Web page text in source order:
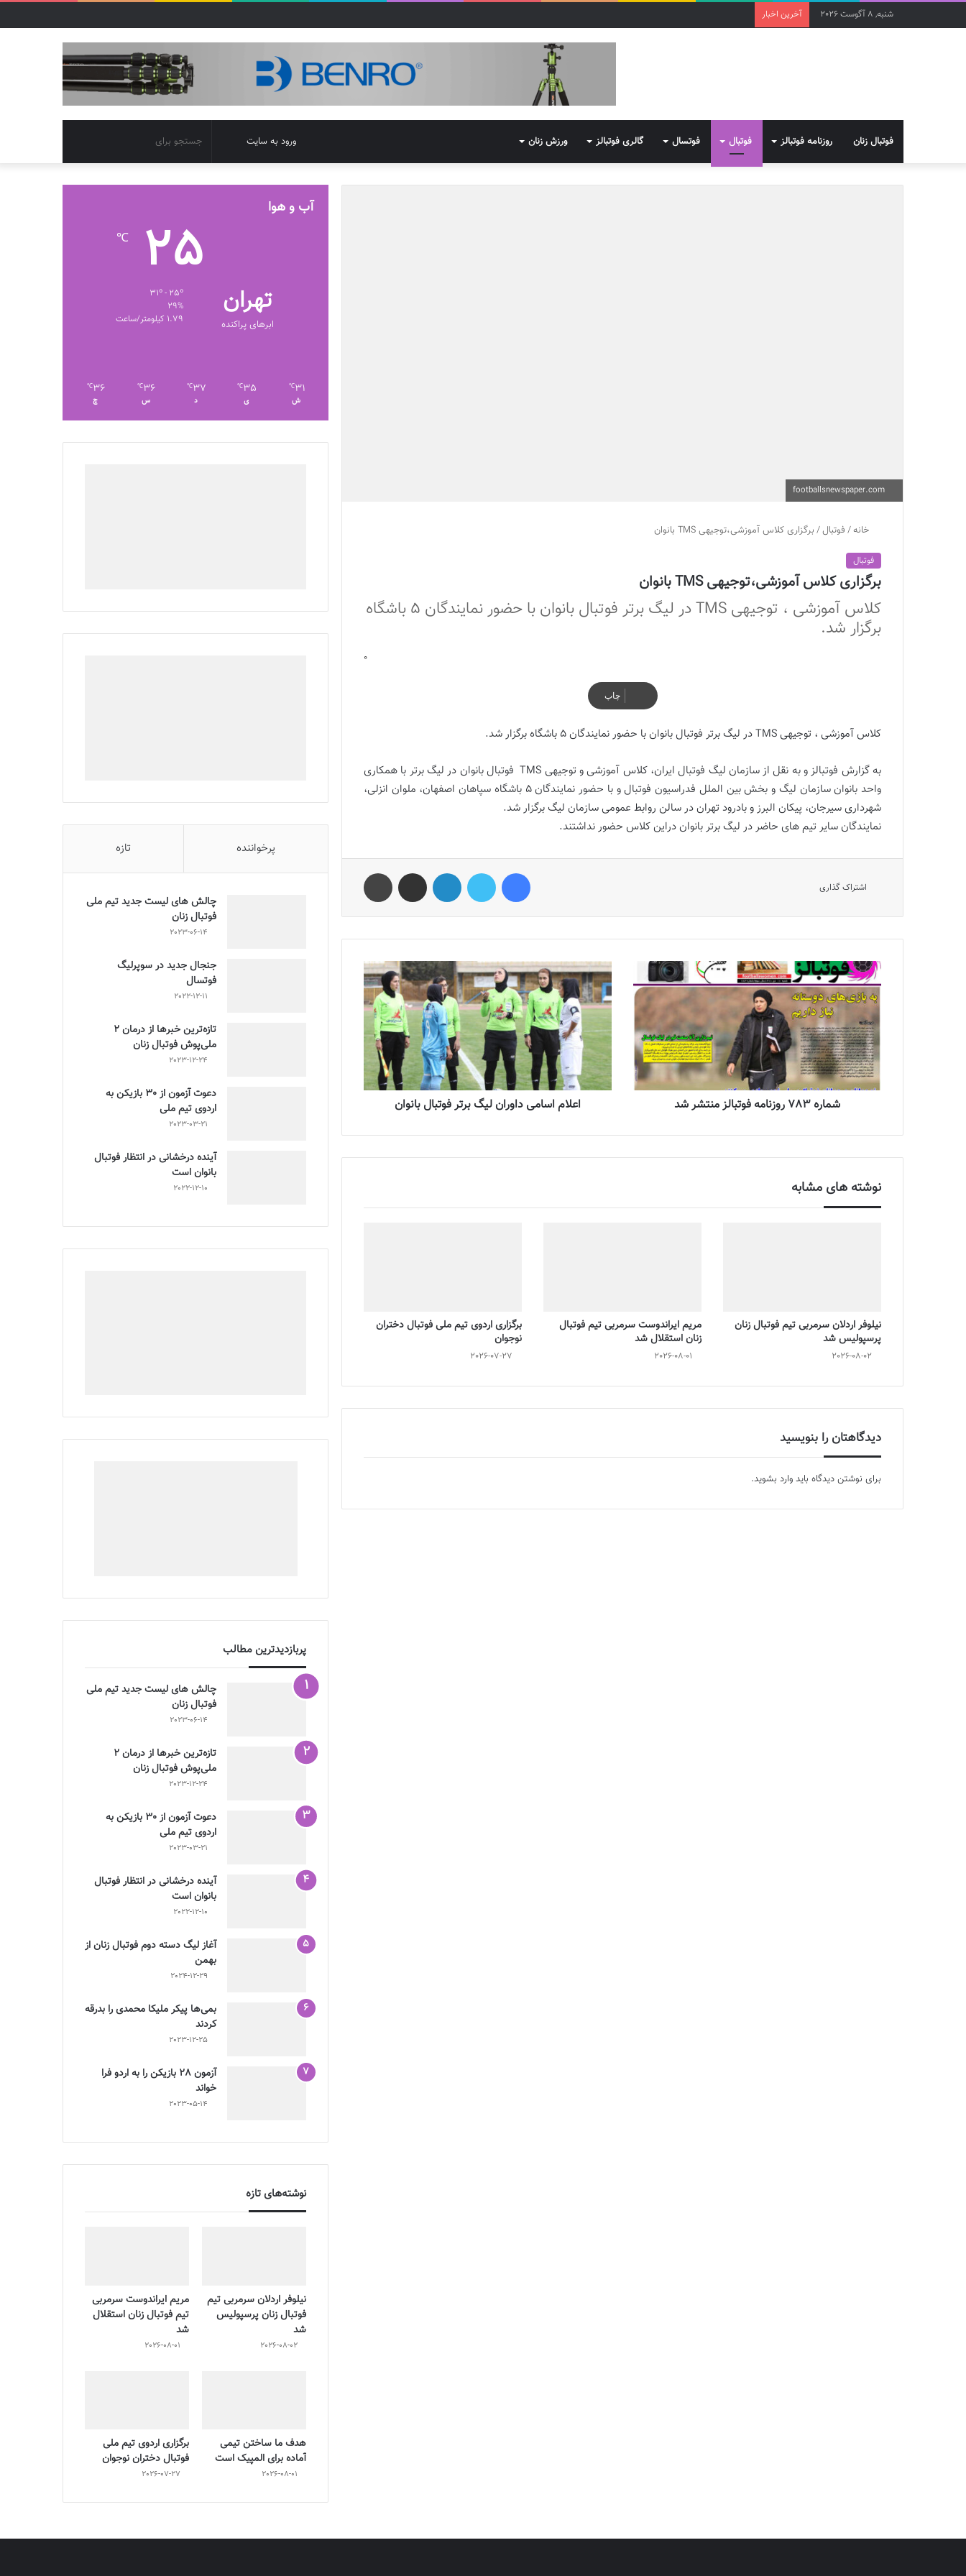
شنبه, 8 آگوست 2026 آخرین اخبار
فوتبال زنان روزنامه فوتبالز فوتبال فوتسال گالری فوتبالز ورزش زنان
برای
تغییر
پوسته
ورود به سایت
خانه/ فوتبال/ برگزاری کلاس آموزشی،توجیهی TMS بانوان
فوتبال
برگزاری کلاس آموزشی،توجیهی TMS بانوان
کلاس آموزشی ، توجیهی TMS در لیگ برتر فوتبال بانوان با حضور نمایندگان ۵ باشگاه
برگزار شد.
0
چاپ
کلاس آموزشی ، توجیهی TMS در لیگ برتر فوتبال بانوان با حضور نمایندگان ۵ باشگاه برگزار شد.
به گزارش فوتبالز و به نقل از سازمان لیگ فوتبال ایران، کلاس آموزشی و توجیهی TMS فوتبال بانوان در لیگ برتر با همکاری
واحد بانوان سازمان لیگ و بخش بین الملل فدراسیون فوتبال و با حضور نمایندگان ۵ باشگاه سپاهان اصفهان، ملوان انزلی،
شهرداری سیرجان، پیکان البرز و بادرود تهران در سالن روابط عمومی سازمان لیگ برگزار شد.
نمایندگان سایر تیم های حاضر در لیگ برتر بانوان دراین کلاس حضور نداشتند.
اشتراک گذاری
شماره 783 روزنامه فوتبالز منتشر شد اعلام اسامی داوران لیگ برتر فوتبال بانوان
نوشته های مشابه
نیلوفر اردلان سرمربی تیم فوتبال زنان
پرسپولیس شد
2026-08-02
مریم ایراندوست سرمربی تیم فوتبال
زنان استقلال شد
2026-08-01
برگزاری اردوی تیم ملی فوتبال دختران
نوجوان
2026-07-27
دیدگاهتان را بنویسید
برای نوشتن دیدگاه باید وارد بشوید.
آب و هوا
تهران
ابرهای پراکنده
25
℃
29%
1.79 کیلومتر/ساعت
31
℃
ش
35
℃
ی
37
℃
د
36
℃
س
36
℃
چ
پرخواننده تازه
چالش هاى ليست جدید تيم ملى
فوتبال زنان
2023-06-14
جنجال جدید در سوپرلیگ
فوتسال
2022-12-11
تازه‌ترین خبرها از درمان ۲
ملی‌پوش فوتبال زنان
2023-12-24
دعوت آزمون از 30 بازیکن به
اردوی تیم ملی
2023-03-21
آینده درخشانی در انتظار فوتبال
بانوان است
2022-12-10
پربازدیدترین مطالب
چالش هاى ليست جدید تيم ملى
فوتبال زنان
2023-06-14
تازه‌ترین خبرها از درمان ۲
ملی‌پوش فوتبال زنان
2023-12-24
دعوت آزمون از 30 بازیکن به
اردوی تیم ملی
2023-03-21
آینده درخشانی در انتظار فوتبال
بانوان است
2022-12-10
آغاز لیگ دسته دوم فوتبال زنان از
بهمن
2024-12-29
بمی‌ها پیکر ملیکا محمدی را بدرقه
کردند
2023-12-25
آزمون 28 بازیکن را به اردو فرا
خواند
2023-05-14
نوشته‌های تازه
نیلوفر اردلان سرمربی تیم
فوتبال زنان پرسپولیس
شد
2026-08-02
مریم ایراندوست سرمربی
تیم فوتبال زنان استقلال
شد
2026-08-01
هدف ما ساختن تیمی
آماده برای المپیک است
2026-08-01
برگزاری اردوی تیم ملی
فوتبال دختران نوجوان
2026-07-27